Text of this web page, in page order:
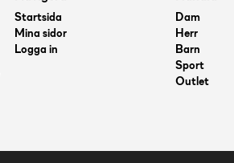
Startsida
Mina sidor
Logga in
Dam
Herr
Barn
Sport
Outlet